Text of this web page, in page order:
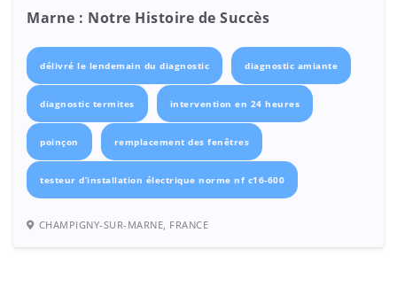
Marne : Notre Histoire de Succès
délivré le lendemain du diagnostic diagnostic amiante
diagnostic termites intervention en 24 heures
poinçon remplacement des fenêtres
testeur d’installation électrique norme nf c16-600
CHAMPIGNY-SUR-MARNE, FRANCE